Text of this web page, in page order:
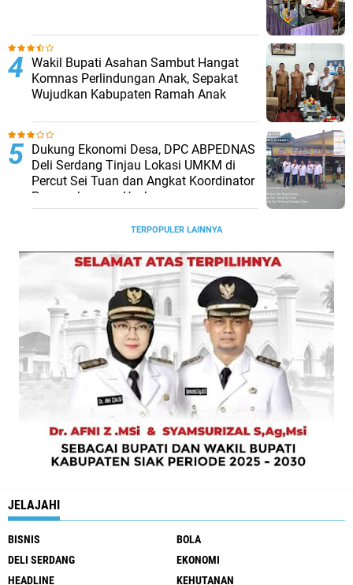
Wakil Bupati Asahan Sambut Hangat
Komnas Perlindungan Anak, Sepakat
Wujudkan Kabupaten Ramah Anak
Dukung Ekonomi Desa, DPC ABPEDNAS
Deli Serdang Tinjau Lokasi UMKM di
Percut Sei Tuan dan Angkat Koordinator
Pengembangan Usaha
TERPOPULER LAINNYA
JELAJAHI
BISNIS
BOLA
DELI SERDANG
EKONOMI
HEADLINE
KEHUTANAN